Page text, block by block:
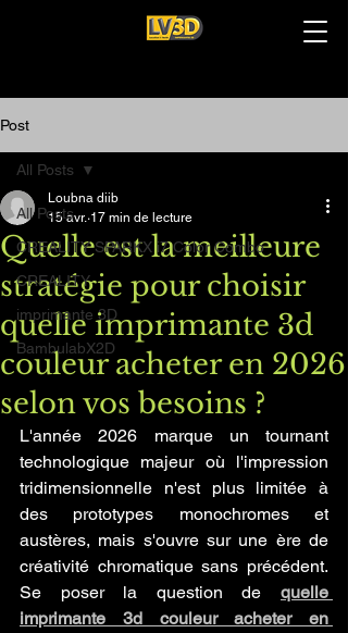
Post
All Posts
CREALITY SPARKX i7 Color Combo
CREALITY
imprimante 3D
BambulabX2D
All Posts
Quelle est la meilleure
stratégie pour choisir
quelle imprimante 3d
couleur acheter en 2026
selon vos besoins ?
Loubna diib
15 avr. 17 min de lecture
L'année 2026 marque un tournant
technologique majeur où l'impression
tridimensionnelle n'est plus limitée à
des prototypes monochromes et
austères, mais s'ouvre sur une ère de
créativité chromatique sans précédent.
Se poser la question de quelle
imprimante 3d couleur acheter en